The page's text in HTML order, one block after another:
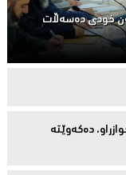
خودی دەسەڵات
دەكەوێتە